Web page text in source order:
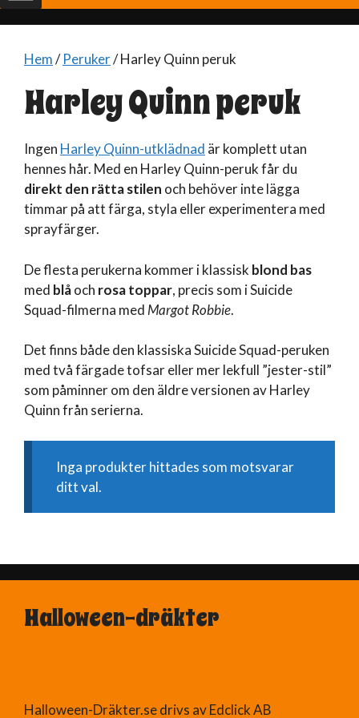
Hem/Peruker/ Harley Quinn peruk
Harley Quinn peruk
Ingen Harley Quinn-utklädnad är komplett utan
hennes hår. Med en Harley Quinn-peruk får du
direkt den rätta stilen och behöver inte lägga
timmar på att färga, styla eller experimentera med
sprayfärger.
De flesta perukerna kommer i klassisk blond bas
med blåoch rosa toppar, precis som i Suicide
Squad-filmerna med Margot Robbie.
Det finns både den klassiska Suicide Squad-peruken
med två färgade tofsar eller mer lekfull ”jester-stil”
som påminner om den äldre versionen av Harley
Quinn från serierna.
Inga produkter hittades som motsvarar
ditt val.
Halloween-dräkter
Halloween-Dräkter.se drivs av Edclick AB